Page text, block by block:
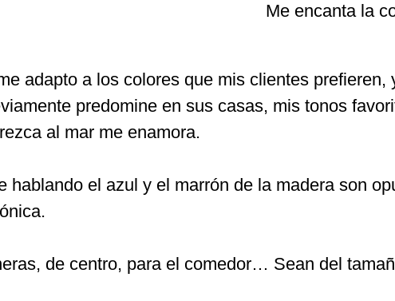
Me encanta la
adapto a los colores que mis clientes
predomine en sus casas, mis tonos
al mar me enamora.
hablando el azul y el marrón de la madera son
de centro, para el comedor… Sean del